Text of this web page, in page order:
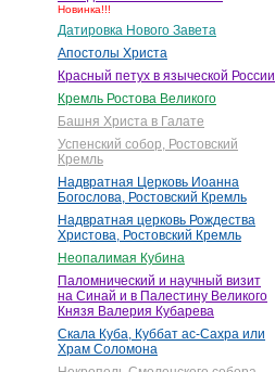
Новинка!!!
Датировка Нового Завета
Апостолы Христа
Красный петух в языческой России
Кремль Ростова Великого
Башня Христа в Галате
Успенский собор, Ростовский
Кремль
Надвратная Церковь Иоанна
Богослова, Ростовский Кремль
Надвратная церковь Рождества
Христова, Ростовский Кремль
Неопалимая Кубина
Паломнический и научный визит
на Синай и в Палестину Великого
Князя Валерия Кубарева
Скала Куба, Куббат ас-Сахра или
Храм Соломона